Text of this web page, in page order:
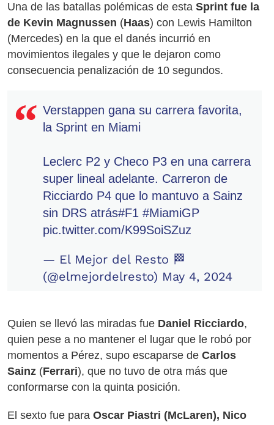
Una de las batallas polémicas de esta Sprint fue la
de Kevin Magnussen (Haas) con Lewis Hamilton
(Mercedes) en la que el danés incurrió en
movimientos ilegales y que le dejaron como
consecuencia penalización de 10 segundos.
Verstappen gana su carrera favorita,
la Sprint en Miami
Leclerc P2 y Checo P3 en una carrera
super lineal adelante. Carreron de
Ricciardo P4 que lo mantuvo a Sainz
sin DRS atrás#F1 #MiamiGP
pic.twitter.com/K99SoiSZuz
— El Mejor del Resto 🏁
(@elmejordelresto) May 4, 2024
Quien se llevó las miradas fue Daniel Ricciardo,
quien pese a no mantener el lugar que le robó por
momentos a Pérez, supo escaparse de Carlos
Sainz (Ferrari), que no tuvo de otra más que
conformarse con la quinta posición.
El sexto fue para Oscar Piastri (McLaren), Nico